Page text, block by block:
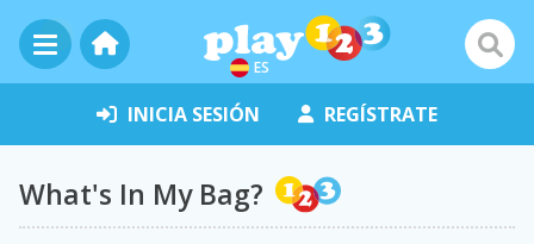
ES
INICIA SESIÓN REGÍSTRATE
What's In My Bag?